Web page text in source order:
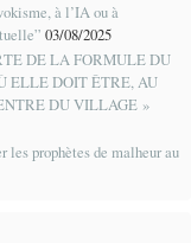
à l’IA ou à
03/08/2025
DE LA FORMULE DU
ELLE DOIT ÊTRE, AU
DU VILLAGE »
prophètes de malheur au